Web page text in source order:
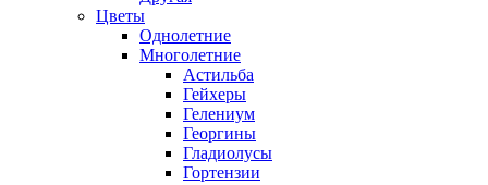
Цветы
Однолетние
Многолетние
Астильба
Гейхеры
Гелениум
Георгины
Гладиолусы
Гортензии